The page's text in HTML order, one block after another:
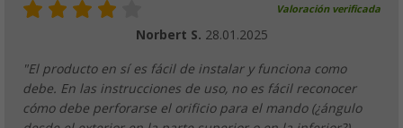
Valoración verificada
Norbert S. 28.01.2025
"El producto en sí es fácil de instalar y funciona como
debe. En las instrucciones de uso, no es fácil reconocer
cómo debe perforarse el orificio para el mando (¿ángulo